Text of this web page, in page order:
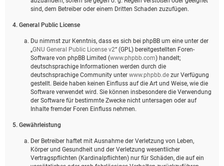
sind, dem Betreiber oder einem Dritten Schaden zuzufügen.
4. General Public License
Du nimmst zur Kenntnis, dass es sich bei phpBB um eine unter der
„GNU General Public License v2“ (GPL) bereitgestellten Foren-
Software von phpBB Limited (www.phpbb.com) handelt;
deutschsprachige Informationen werden durch die
deutschsprachige Community unter www.phpbb.de zur Verfügung
gestellt. Beide haben keinen Einfluss auf die Art und Weise, wie die
Software verwendet wird. Sie können insbesondere die Verwendung
der Software für bestimmte Zwecke nicht untersagen oder auf
Inhalte fremder Foren Einfluss nehmen.
5. Gewährleistung
Der Betreiber haftet mit Ausnahme der Verletzung von Leben,
Körper und Gesundheit und der Verletzung wesentlicher
Vertragspflichten (Kardinalpflichten) nur für Schäden, die auf ein